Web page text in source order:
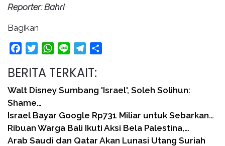
Reporter: Bahri
Bagikan
FacebookTwitterWhatsApp
Line Telegram
BERITA TERKAIT:
Walt Disney Sumbang 'Israel', Soleh Solihun:
Shame…
Israel Bayar Google Rp731 Miliar untuk Sebarkan…
Ribuan Warga Bali Ikuti Aksi Bela Palestina,…
Arab Saudi dan Qatar Akan Lunasi Utang Suriah